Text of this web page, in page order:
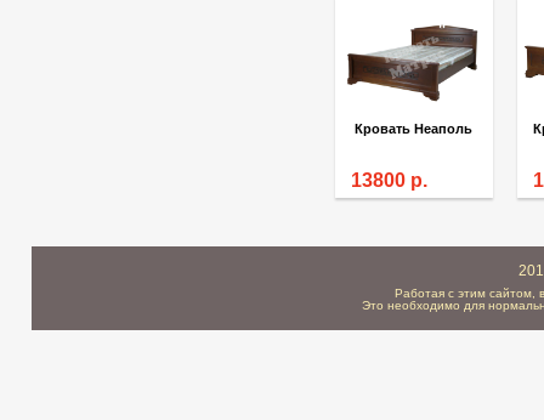
Кровать Неаполь
13800 р.
Работая с этим сайтом,
Это необходимо для